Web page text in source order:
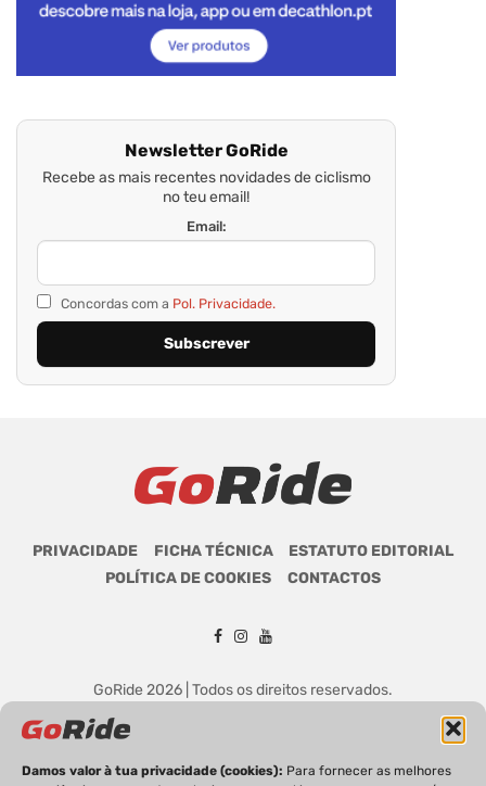
Damos valor à tua privacidade (cookies): Para fornecer as melhores
Newsletter GoRide
Recebe as mais recentes novidades de ciclismo
no teu email!
Email:
Concordas com a Pol. Privacidade.
PRIVACIDADE FICHA TÉCNICA
ESTATUTO EDITORIAL
POLÍTICA DE COOKIES
CONTACTOS
GoRide 2026 | Todos os direitos reservados.